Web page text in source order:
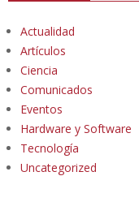
Actualidad
Artículos
Ciencia
Comunicados
Eventos
Hardware y Software
Tecnología
Uncategorized